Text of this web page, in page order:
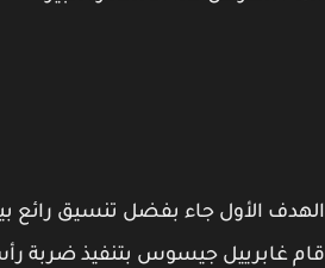
الأول جاء بفضل تنسيق رائع بين
غابرييل جيسوس بتنفيذ ضربة